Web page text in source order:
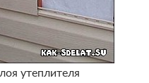
утеплителя